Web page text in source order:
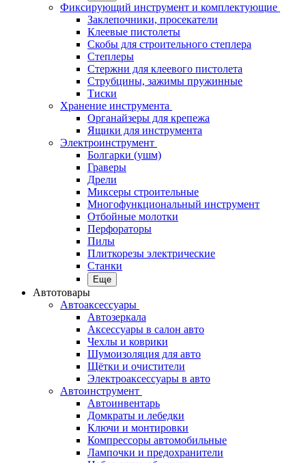
Фиксирующий инструмент и комплектующие
Заклепочники, просекатели
Клеевые пистолеты
Скобы для строительного степлера
Степлеры
Стержни для клеевого пистолета
Струбцины, зажимы пружинные
Тиски
Хранение инструмента
Органайзеры для крепежа
Ящики для инструмента
Электроинструмент
Болгарки (ушм)
Граверы
Дрели
Миксеры строительные
Многофункциональный инструмент
Отбойные молотки
Перфораторы
Пилы
Плиткорезы электрические
Станки
Еще
Автотовары
Автоаксессуары
Автозеркала
Аксессуары в салон авто
Чехлы и коврики
Шумоизоляция для авто
Щётки и очистители
Электроаксессуары в авто
Автоинструмент
Автоинвентарь
Домкраты и лебедки
Ключи и монтировки
Компрессоры автомобильные
Лампочки и предохранители